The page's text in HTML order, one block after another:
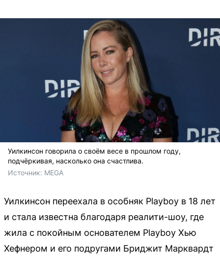
Уилкинсон говорила о своём весе в прошлом году,
подчёркивая, насколько она счастлива.
Источник: MEGA
Уилкинсон переехала в особняк Playboy в 18 лет
и стала известна благодаря реалити-шоу, где
жила с покойным основателем Playboy Хью
Хефнером и его подругами Бриджит Марквардт